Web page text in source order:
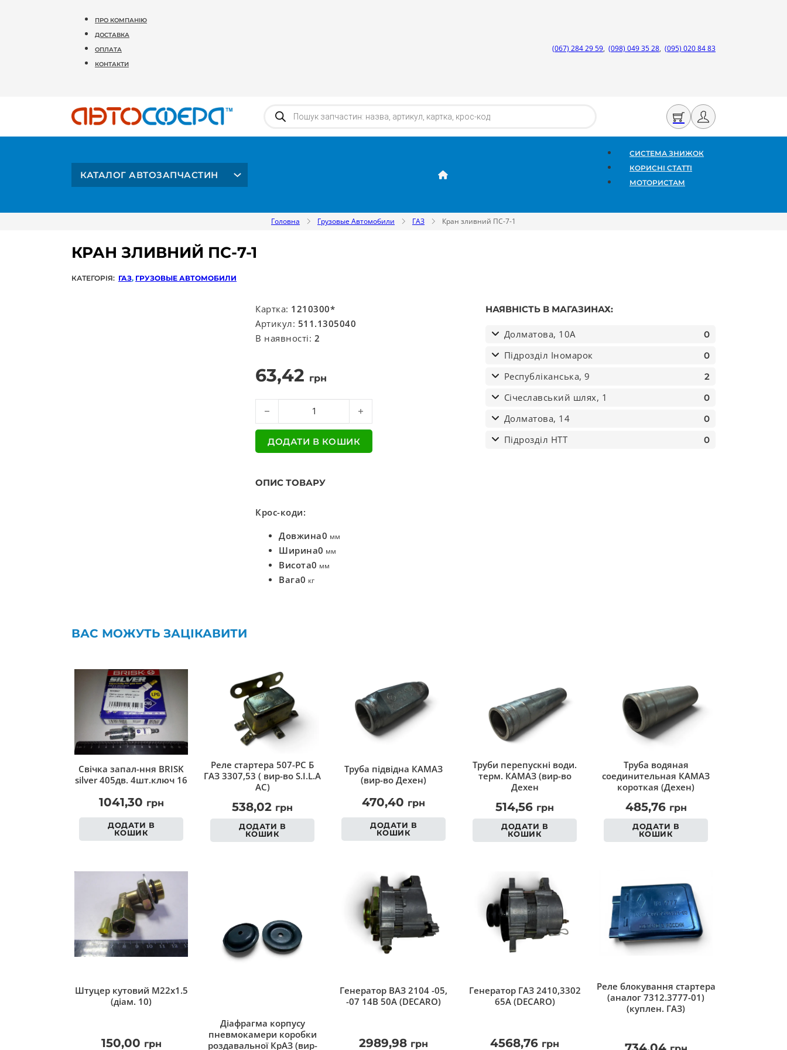
ПРО КОМПАНІЮ
ДОСТАВКА
ОПЛАТА
КОНТАКТИ
(067) 284 29 59, (098) 049 35 28, (095) 020 84 83
Products search
КАТАЛОГ АВТОЗАПЧАСТИН
СИСТЕМА ЗНИЖОК
КОРИСНІ СТАТТІ
МОТОРИСТАМ
Головна Грузовые Автомобили ГАЗ Кран зливний ПС-7-1
КРАН ЗЛИВНИЙ ПС-7-1
КАТЕГОРІЯ: ГАЗ, ГРУЗОВЫЕ АВТОМОБИЛИ
Картка: 1210300*
Артикул: 511.1305040
В наявності: 2
63,42 грн
Кран зливний ПС-7-1 кількість
ДОДАТИ В КОШИК
НАЯВНІСТЬ В МАГАЗИНАХ:
Долматова, 10А 0
Підрозділ Іномарок 0
Республіканська, 9 2
Січеславський шлях, 1 0
Долматова, 14 0
Підрозділ НТТ 0
ОПИС ТОВАРУ
Крос-коди:
Довжина0 мм
Ширина0 мм
Висота0 мм
Вага0 кг
ВАС МОЖУТЬ ЗАЦІКАВИТИ
Свічка запал-ння BRISK
silver 405дв. 4шт.ключ 16
1041,30 грн
ДОДАТИ В
КОШИК
Реле стартера 507-РС Б
ГАЗ 3307,53 ( вир-во S.I.L.A
AC)
538,02 грн
ДОДАТИ В
КОШИК
Труба підвідна КАМАЗ
(вир-во Дехен)
470,40 грн
ДОДАТИ В
КОШИК
Труби перепускні води.
терм. КАМАЗ (вир-во
Дехен
514,56 грн
ДОДАТИ В
КОШИК
Труба водяная
соединительная КАМАЗ
короткая (Дехен)
485,76 грн
ДОДАТИ В
КОШИК
Штуцер кутовий M22x1.5
(діам. 10)
150,00 грн
Діафрагма корпусу
пневмокамери коробки
роздавальної КрАЗ (вир-
Генератор ВАЗ 2104 -05,
-07 14В 50А (DECARO)
2989,98 грн
Генератор ГАЗ 2410,3302
65А (DECARO)
4568,76 грн
Реле блокування стартера
(аналог 7312.3777-01)
(куплен. ГАЗ)